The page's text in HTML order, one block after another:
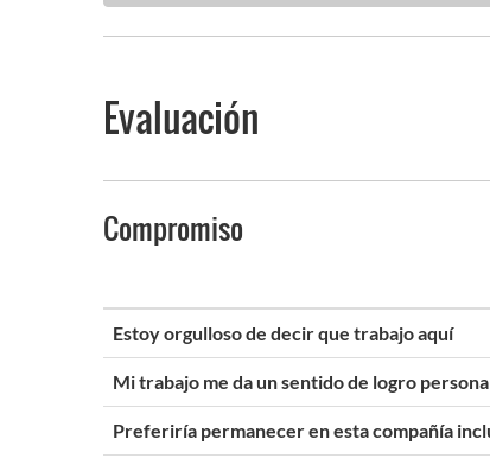
Evaluación
Compromiso
Estoy orgulloso de decir que trabajo aquí
Mi trabajo me da un sentido de logro
Preferiría permanecer en esta compañía